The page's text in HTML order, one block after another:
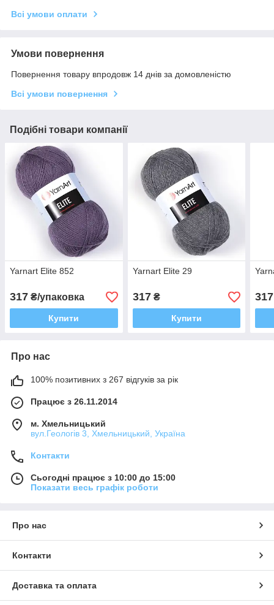
Всі умови оплати
Умови повернення
Повернення товару впродовж 14 днів за домовленістю
Всі умови повернення
Подібні товари компанії
Yarnart Elite 852
317 ₴/упаковка
Купити
Yarnart Elite 29
317₴
Купити
317
Про нас
100% позитивних з 267 відгуків за рік
Працює з 26.11.2014
м. Хмельницький
вул.Геологів 3, Хмельницький, Україна
Контакти
Сьогодні працює з 10:00 до 15:00
Показати весь графік роботи
Про нас
Контакти
Доставка та оплата